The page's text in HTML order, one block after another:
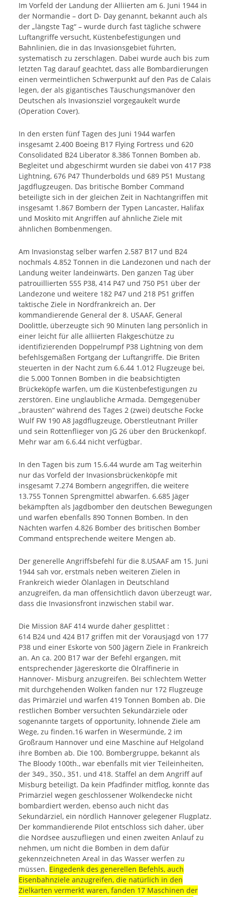
Im Vorfeld der Landung der Alliierten am 6. Juni 1944 in
der Normandie – dort D- Day genannt, bekannt auch als
der „längste Tag“ – wurde durch fast tägliche schwere
Luftangriffe versucht, Küstenbefestigungen und
Bahnlinien, die in das Invasionsgebiet führten,
systematisch zu zerschlagen. Dabei wurde auch bis zum
letzten Tag darauf geachtet, dass alle Bombardierungen
einen vermeintlichen Schwerpunkt auf den Pas de Calais
legen, der als gigantisches Täuschungsmanöver den
Deutschen als Invasionsziel vorgegaukelt wurde
(Operation Cover).
In den ersten fünf Tagen des Juni 1944 warfen
insgesamt 2.400 Boeing B17 Flying Fortress und 620
Consolidated B24 Liberator 8.386 Tonnen Bomben ab.
Begleitet und abgeschirmt wurden sie dabei von 417 P38
Lightning, 676 P47 Thunderbolds und 689 P51 Mustang
Jagdflugzeugen. Das britische Bomber Command
beteiligte sich in der gleichen Zeit in Nachtangriffen mit
insgesamt 1.867 Bombern der Typen Lancaster, Halifax
und Moskito mit Angriffen auf ähnliche Ziele mit
ähnlichen Bombenmengen.
Am Invasionstag selber warfen 2.587 B17 und B24
nochmals 4.852 Tonnen in die Landezonen und nach der
Landung weiter landeinwärts. Den ganzen Tag über
patrouillierten 555 P38, 414 P47 und 750 P51 über der
Landezone und weitere 182 P47 und 218 P51 griffen
taktische Ziele in Nordfrankreich an. Der
kommandierende General der 8. USAAF, General
Doolittle, überzeugte sich 90 Minuten lang persönlich in
einer leicht für alle alliierten Flakgeschütze zu
identifizierenden Doppelrumpf P38 Lightning von dem
befehlsgemäßen Fortgang der Luftangriffe. Die Briten
steuerten in der Nacht zum 6.6.44 1.012 Flugzeuge bei,
die 5.000 Tonnen Bomben in die beabsichtigten
Brückeköpfe warfen, um die Küstenbefestigungen zu
zerstören. Eine unglaubliche Armada. Demgegenüber
„brausten“ während des Tages 2 (zwei) deutsche Focke
Wulf FW 190 A8 Jagdflugzeuge, Oberstleutnant Priller
und sein Rottenflieger von JG 26 über den Brückenkopf.
Mehr war am 6.6.44 nicht verfügbar.
In den Tagen bis zum 15.6.44 wurde am Tag weiterhin
nur das Vorfeld der Invasionsbrückenköpfe mit
insgesamt 7.274 Bombern angegriffen, die weitere
13.755 Tonnen Sprengmittel abwarfen. 6.685 Jäger
bekämpften als Jagdbomber den deutschen Bewegungen
und warfen ebenfalls 890 Tonnen Bomben. In den
Nächten warfen 4.826 Bomber des britischen Bomber
Command entsprechende weitere Mengen ab.
Der generelle Angriffsbefehl für die 8.USAAF am 15. Juni
1944 sah vor, erstmals neben weiteren Zielen in
Frankreich wieder Ölanlagen in Deutschland
anzugreifen, da man offensichtlich davon überzeugt war,
dass die Invasionsfront inzwischen stabil war.
Die Mission 8AF 414 wurde daher gesplittet :
614 B24 und 424 B17 griffen mit der Vorausjagd von 177
P38 und einer Eskorte von 500 Jägern Ziele in Frankreich
an. An ca. 200 B17 war der Befehl ergangen, mit
entsprechender Jägereskorte die Ölraffinerie in
Hannover- Misburg anzugreifen. Bei schlechtem Wetter
mit durchgehenden Wolken fanden nur 172 Flugzeuge
das Primärziel und warfen 419 Tonnen Bomben ab. Die
restlichen Bomber versuchten Sekundärziele oder
sogenannte targets of opportunity, lohnende Ziele am
Wege, zu finden.16 warfen in Wesermünde, 2 im
Großraum Hannover und eine Maschine auf Helgoland
ihre Bomben ab. Die 100. Bombergruppe, bekannt als
The Bloody 100th., war ebenfalls mit vier Teileinheiten,
der 349., 350., 351. und 418. Staffel an dem Angriff auf
Misburg beteiligt. Da kein Pfadfinder mitflog, konnte das
Primärziel wegen geschlossener Wolkendecke nicht
bombardiert werden, ebenso auch nicht das
Sekundärziel, ein nördlich Hannover gelegener Flugplatz.
Der kommandierende Pilot entschloss sich daher, über
die Nordsee auszufliegen und einen zweiten Anlauf zu
nehmen, um nicht die Bomben in dem dafür
gekennzeichneten Areal in das Wasser werfen zu
müssen. Eingedenk des generellen Befehls, auch
Eisenbahnziele anzugreifen, die natürlich in den
Zielkarten vermerkt waren, fanden 17 Maschinen der